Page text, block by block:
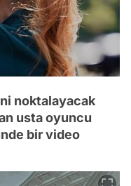
noktalayacak
usta oyuncu
bir video